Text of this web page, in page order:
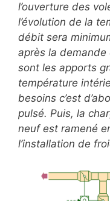
l’ouverture des
l’évolution de la
débit sera
après la
sont les apports
température
besoins c’est
pulsé. Puis, la
neuf est ramené
l’installation de